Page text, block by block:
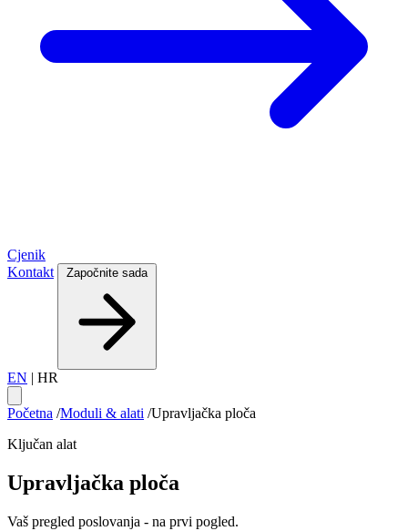
Cjenik
Kontakt
Započnite sada
EN | HR
Početna /Moduli & alati /Upravljačka ploča
Ključan alat
Upravljačka ploča
Vaš pregled poslovanja - na prvi pogled.